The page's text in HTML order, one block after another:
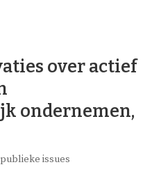
over actief
ondernemen,
issues